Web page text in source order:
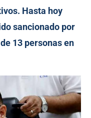
Hasta hoy
sancionado por
13 personas en